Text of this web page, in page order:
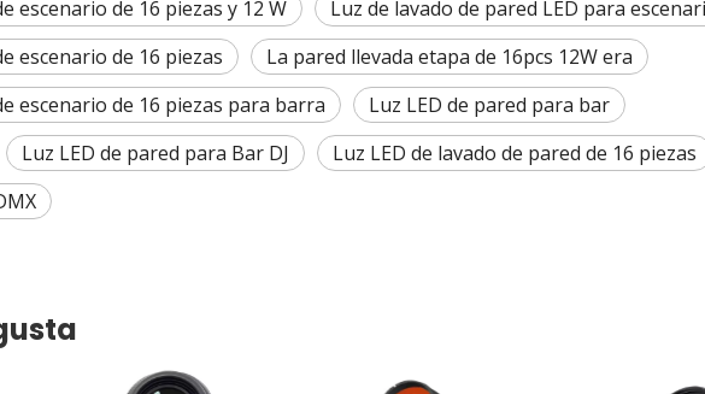
escenario de 16 piezas y 12 W
Luz de lavado de pared LED para
escenario de 16 piezas
La pared llevada etapa de 16pcs 12W era
escenario de 16 piezas para barra
Luz LED de pared para bar
Luz LED de pared para Bar DJ
Luz LED de lavado de pared de 16 piezas